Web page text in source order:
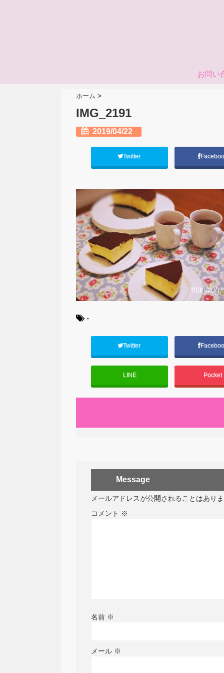
お問い
ホーム >
IMG_2191
2019/04/22
Twitter
-
Twitter
LINE Pocket
Message
メールアドレスが公開されることはあり
コメント ※
名前 ※
メール ※